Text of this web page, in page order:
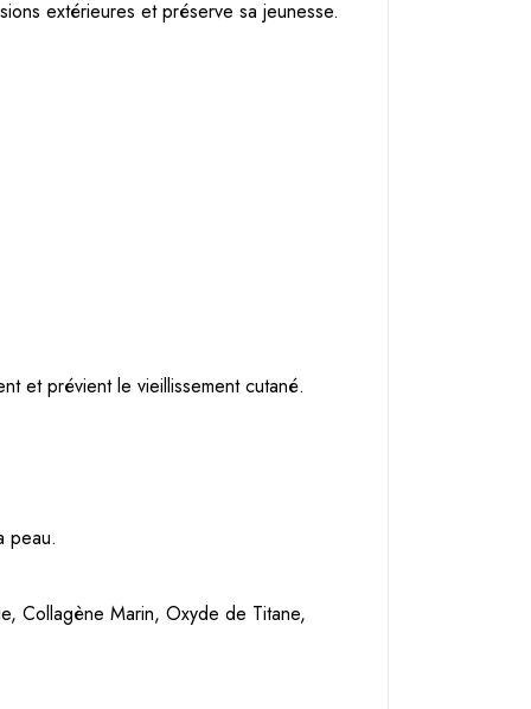
extérieures et préserve sa jeunesse.
et prévient le vieillissement cutané.
peau.
Collagène Marin, Oxyde de Titane,